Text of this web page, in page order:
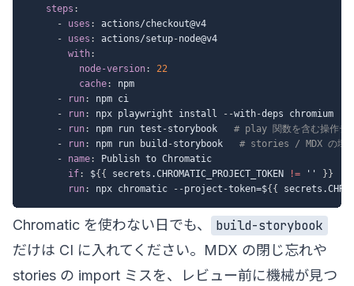
steps :
-
uses :
actions/checkout@v4
-
uses : actions/setup-node@v4
with:
node-version:
22
cache:
npm
-
run:
npm ci
-
run: npx playwright install - -with-deps chromium
-
run: npm run test -storybook # play 関数を含む操作テ
-
run: npm run build -storybook # stories / MDX の壊れ
-
name:
Publish to Chromatic
if: ${ { secrets.CHROMATIC_PROJECT_TOKEN != '' } }
run: npx chromatic - -project -token=${ {
Chromatic を使わない日でも、
build-storybook
だけは CI に入れてください。MDX の閉じ忘れや
stories の import ミスを、レビュー前に機械が見つ